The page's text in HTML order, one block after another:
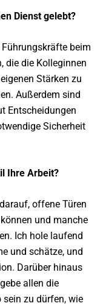
Dienst gelebt?
Führungskräfte beim
die die Kolleginnen
Stärken zu
Außerdem sind
Entscheidungen
Sicherheit
Ihre Arbeit?
offene Türen
und manche
Ich hole laufend
und schätze, und
Darüber hinaus
allen die
zu dürfen, wie